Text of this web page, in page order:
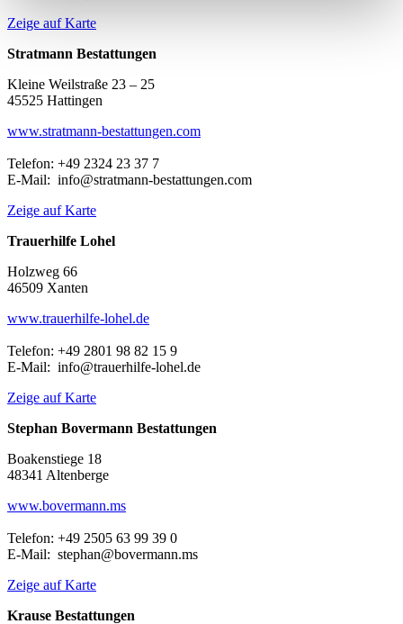
Zeige auf Karte
Stratmann Bestattungen
Kleine Weilstraße 23 – 25
45525 Hattingen
www.stratmann-bestattungen.com
Telefon: +49 2324 23 37 7
E-Mail: info@stratmann-bestattungen.com
Zeige auf Karte
Trauerhilfe Lohel
Holzweg 66
46509 Xanten
www.trauerhilfe-lohel.de
Telefon: +49 2801 98 82 15 9
E-Mail: info@trauerhilfe-lohel.de
Zeige auf Karte
Stephan Bovermann Bestattungen
Boakenstiege 18
48341 Altenberge
www.bovermann.ms
Telefon: +49 2505 63 99 39 0
E-Mail: stephan@bovermann.ms
Zeige auf Karte
Krause Bestattungen